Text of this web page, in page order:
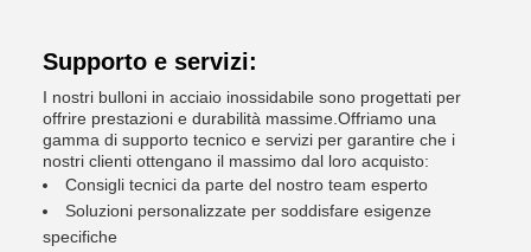
Supporto e servizi:
I nostri bulloni in acciaio inossidabile sono progettati per
offrire prestazioni e durabilità massime.Offriamo una
gamma di supporto tecnico e servizi per garantire che i
nostri clienti ottengano il massimo dal loro acquisto:
Consigli tecnici da parte del nostro team esperto
Soluzioni personalizzate per soddisfare esigenze
specifiche